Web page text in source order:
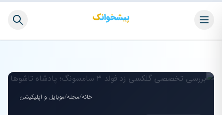
خانه/مجله/موبایل و اپلیکیشن